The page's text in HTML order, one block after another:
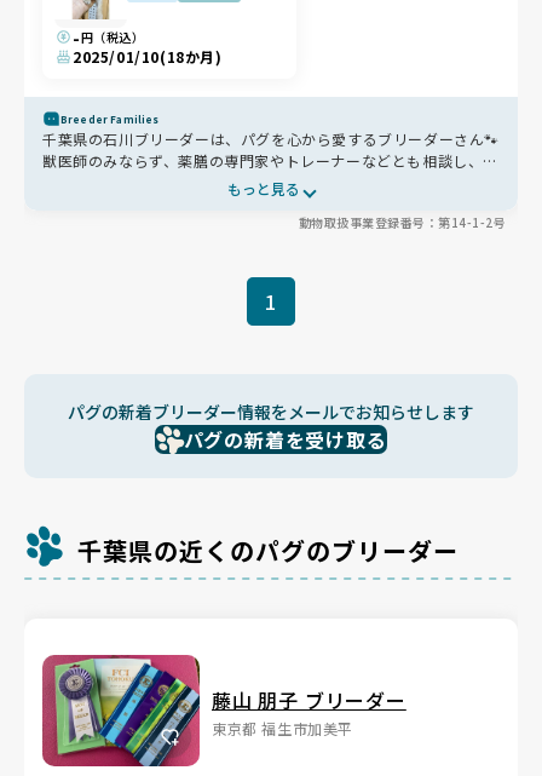
-円（税込）
2025/01/10(18か月)
Breeder Families
千葉県の石川ブリーダーは、パグを心から愛するブリーダーさん🐾
獣医師のみならず、薬膳の専門家やトレーナーなどとも相談し、心
身のケアに多角的に取り組んでいます。 成犬とはキャンプにも出
かけるなど、家庭犬としての幸せも大切に✨ 飼育頭数は引退犬も
合わせて10頭未満に絞り、一頭一頭を大切に育てています😊
もっと見る
動物取扱事業登録番号：第14-1-2号
1
パグの新着ブリーダー情報をメールでお知らせします
パグの新着を受け取る
千葉県の近くのパグのブリーダー
藤山 朋子 ブリーダー
東京都 福生市加美平